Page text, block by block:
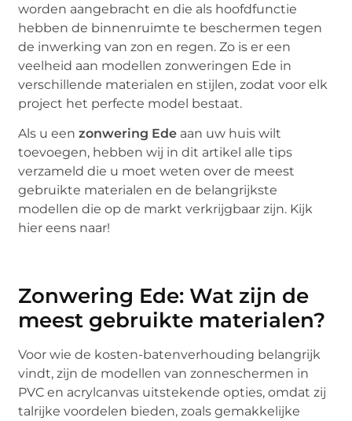
worden aangebracht en die als hoofdfunctie
hebben de binnenruimte te beschermen tegen
de inwerking van zon en regen. Zo is er een
veelheid aan modellen zonweringen Ede in
verschillende materialen en stijlen, zodat voor elk
project het perfecte model bestaat.
Als u eenzonwering Ede aan uw huis wilt
toevoegen, hebben wij in dit artikel alle tips
verzameld die u moet weten over de meest
gebruikte materialen en de belangrijkste
modellen die op de markt verkrijgbaar zijn. Kijk
hier eens naar!
Zonwering Ede: Wat zijn de
meest gebruikte materialen?
Voor wie de kosten-batenverhouding belangrijk
vindt, zijn de modellen van zonneschermen in
PVC en acrylcanvas uitstekende opties, omdat zij
talrijke voordelen bieden, zoals gemakkelijke